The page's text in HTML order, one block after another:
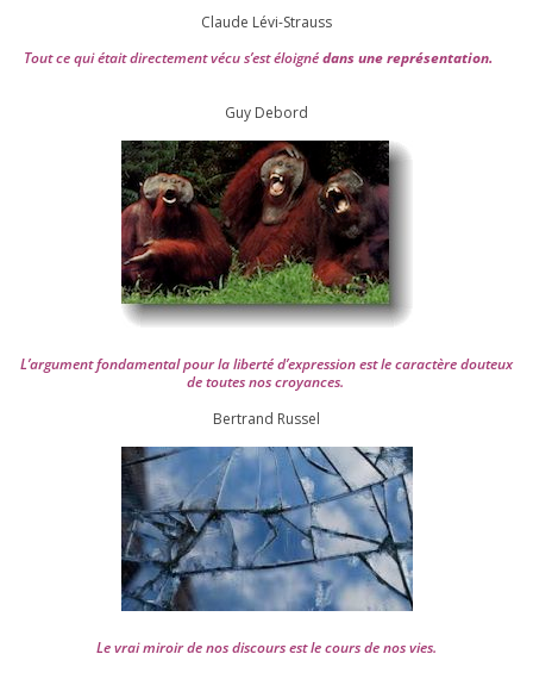
Claude Lévi-Strauss
Tout ce qui était direc­te­ment vécu s’est éloi­gnédans une repré­sen­ta­tion.
Guy Debord
L’argument fon­da­men­tal pour la liber­té d’expression est le carac­tère dou­teux
de toutes nos croyances.
Ber­trand Russel
Le vrai miroir de nos dis­cours est le cours de nos vies.